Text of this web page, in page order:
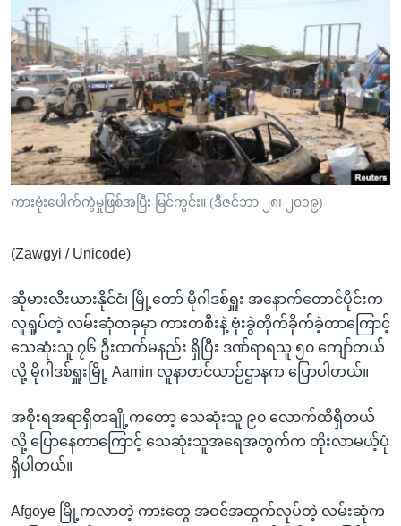
ကြည့်
ရန်
ပင်မ
အ
ညွန်း
စာမျက်နှာ
သို့
ကျော်
ကြည့်
ရှာဖွေ
နေရာ
သို့
ကျော်
ရန်
မကြေးမုံရဲ့ အင်္ဂလိပ်စာ
ရုပ်ရှင်ထဲက အင်္ဂလိပ်စာ
သုတပဒေသာ အင်္ဂလိပ်စာ
ရေဒီယို
တီဗွီ
ရေဒီယိုနှင့်ရုပ်သံ အချက်အလက်များ
ရေဒီယို/တီဗွီအစီအစဉ်
Learning English
ဗွီအိုအေ လူမှုကွန်ယက်များ
ကားဗုံးပေါက်ကွဲမှုဖြစ်အပြီး မြင်ကွင်း။ (ဒီဇင်ဘာ ၂၈၊ ၂၀၁၉)
(Zawgyi / Unicode)
ဆိုမားလီးယားနိုင်ငံ၊ မြို့တော် မိုဂါဒစ်ရှူး အနောက်တောင်ပိုင်းက
လူရှုပ်တဲ့ လမ်းဆုံတခုမှာ ကားတစီးနဲ့ ဗုံးခွဲတိုက်ခိုက်ခဲ့တာကြောင့်
သေဆုံးသူ ၇၆ ဦးထက်မနည်း ရှိပြီး ဒဏ်ရာရသူ ၅၀ ကျော်တယ်
လို့ မိုဂါဒစ်ရှူးမြို့ Aamin လူနာတင်ယာဉ်ဌာနက ပြောပါတယ်။
အစိုးရအရာရှိတချို့ကတော့ သေဆုံးသူ ၉၀ လောက်ထိရှိတယ်
လို့ ပြောနေတာကြောင့် သေဆုံးသူအရေအတွက်က တိုးလာမယ့်ပုံ
ရှိပါတယ်။
Afgoye မြို့ကလာတဲ့ ကားတွေ အဝင်အထွက်လုပ်တဲ့ လမ်းဆုံက